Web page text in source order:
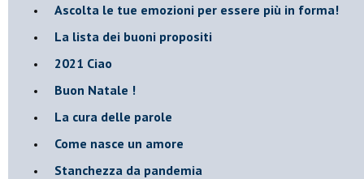
​Ascolta le tue emozioni per essere più in forma!
​La lista dei buoni propositi
2021 Ciao
Buon Natale !
​La cura delle parole
​Come nasce un amore
Stanchezza da pandemia